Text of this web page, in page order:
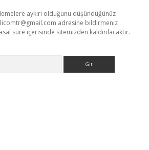
aykırı olduğunu düşündüğünüz
adresine bildirmeniz
süre içerisinde sitemizden kaldırılacaktır.